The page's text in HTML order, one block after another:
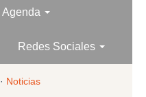
Agenda
Redes Sociales
· Noticias